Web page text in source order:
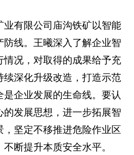
业有限公司庙沟铁矿以智能
防线。王曦深入了解企业智
情况，对取得的成果给予充
续深化升级改造，打造示范
企业发展的生命线。要认
的发展思想，进一步拓展智
，坚定不移推进危险作业区
断提升本质安全水平。